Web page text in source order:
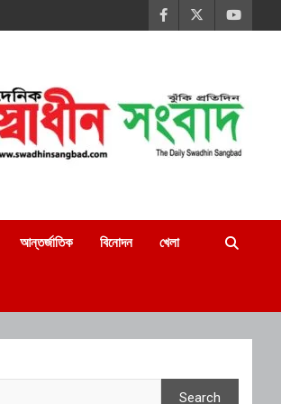
আন্তর্জাতিক বিনোদন খেলা
Search